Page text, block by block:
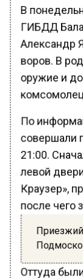
В
ГИБДД
Александр
воров. В
оружие и
По
совершали
21:00.
левой
Краузер»,
после чего
Оттуда